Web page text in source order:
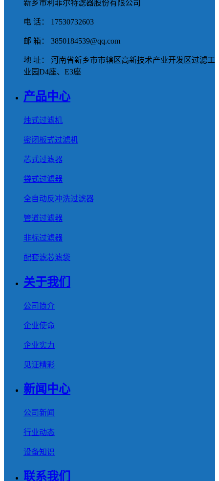
新乡市利菲尔特滤器股份有限公司
电 话： 17530732603
邮 箱： 3850184539@qq.com
地 址： 河南省新乡市市辖区高新技术产业开发区过滤工
业园D4座、E3座
产品中心
烛式过滤机
密闭板式过滤机
芯式过滤器
袋式过滤器
全自动反冲洗过滤器
管道过滤器
非标过滤器
配套滤芯滤袋
关于我们
公司简介
企业使命
企业实力
见证精彩
新闻中心
公司新闻
行业动态
设备知识
联系我们